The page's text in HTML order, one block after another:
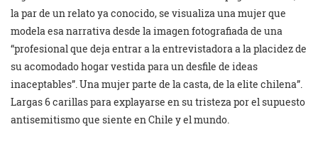
la par de un relato ya conocido, se visualiza una mujer que
modela esa narrativa desde la imagen fotografiada de una
“profesional que deja entrar a la entrevistadora a la placidez de
su acomodado hogar vestida para un desfile de ideas
inaceptables”. Una mujer parte de la casta, de la elite chilena”.
Largas 6 carillas para explayarse en su tristeza por el supuesto
antisemitismo que siente en Chile y el mundo.